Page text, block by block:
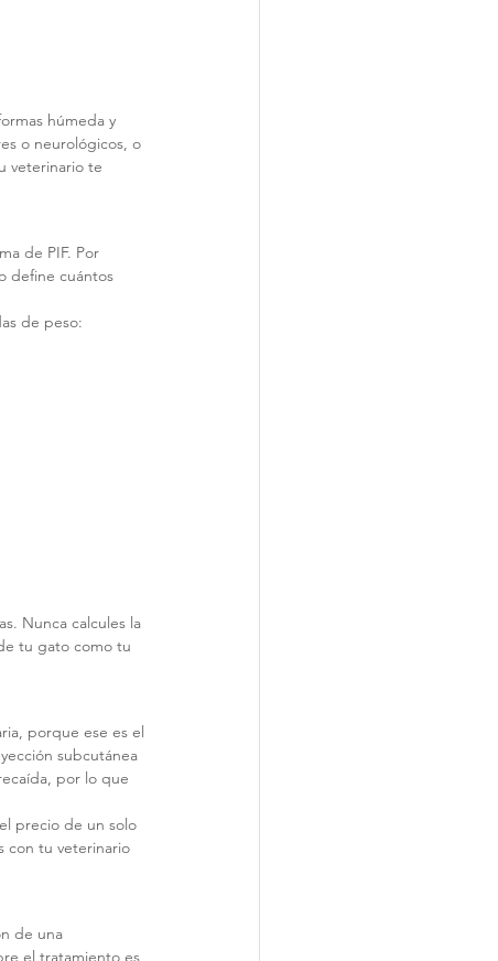
húmeda y
o neurológicos, o
veterinario te
de PIF. Por
define cuántos
de peso:
Nunca calcules la
tu gato como tu
porque ese es el
subcutánea
por lo que
precio de un solo
con tu veterinario
de una